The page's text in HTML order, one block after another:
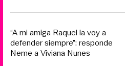
“A mi amiga Raquel la voy a
defender siempre”: responde
Neme a Viviana Nunes